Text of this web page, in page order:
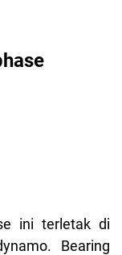
ini terletak di
Bearing